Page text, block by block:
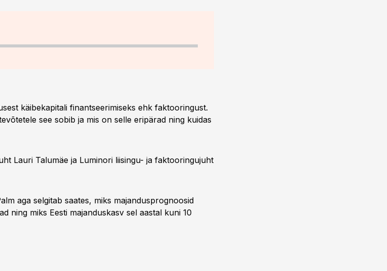
käibekapitali finantseerimiseks ehk faktooringust.
see sobib ja mis on selle eripärad ning kuidas
Lauri Talumäe ja Luminori liisingu- ja faktooringujuht
aga selgitab saates, miks majandusprognoosid
ning miks Eesti majanduskasv sel aastal kuni 10